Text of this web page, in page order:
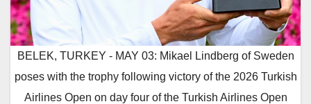
BELEK, TURKEY - MAY 03: Mikael Lindberg of Sweden
poses with the trophy following victory of the 2026 Turkish
Airlines Open on day four of the Turkish Airlines Open